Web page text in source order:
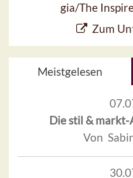
gia/The
Zum
Meistgelesen
Die stil & markt-
Von